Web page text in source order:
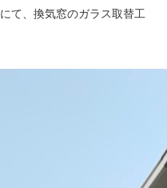
て、換気窓のガラス取替工